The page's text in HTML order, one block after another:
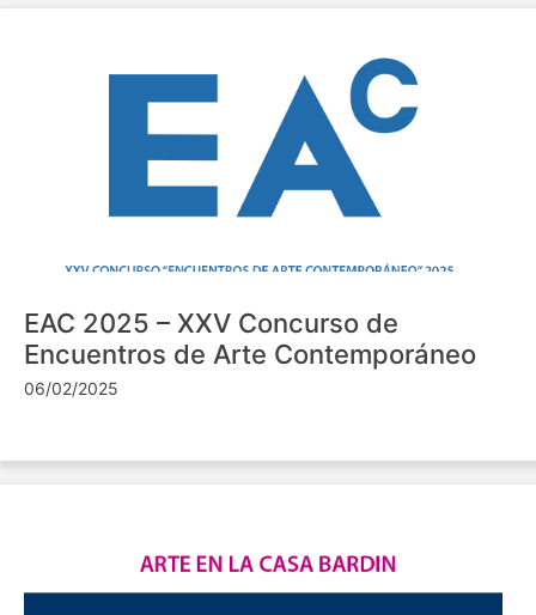
EAC 2025 – XXV Concurso de
Encuentros de Arte Contemporáneo
06/02/2025